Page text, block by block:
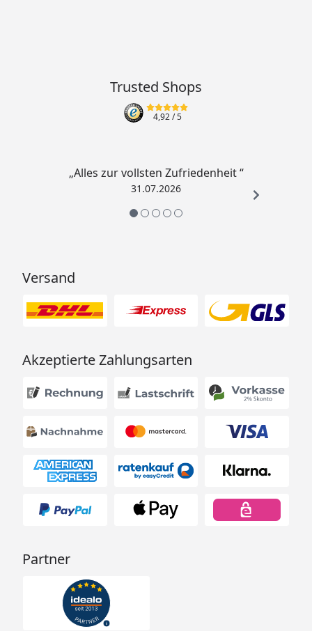
Trusted Shops
4,92/ 5
„Alles zur vollsten Zufriedenheit “
31.07.2026
Versand
Akzeptierte Zahlungsarten
Partner